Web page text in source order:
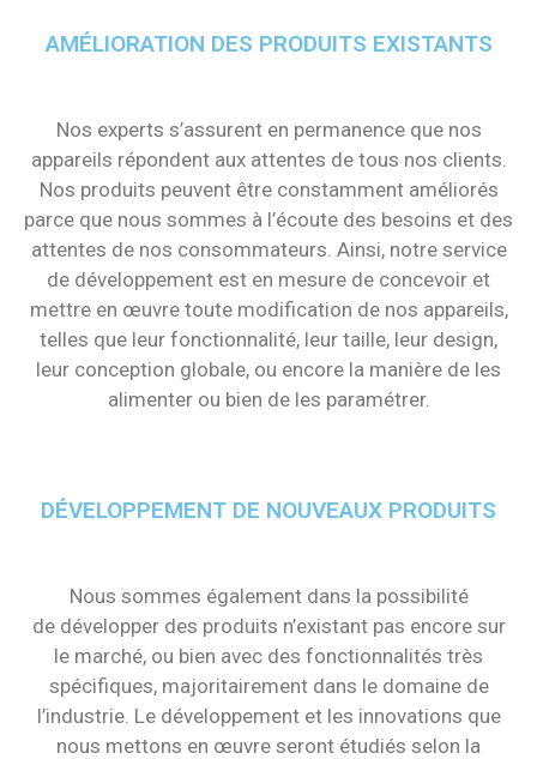
AMÉLIORATION DES PRODUITS EXISTANTS
Nos experts s’assurent en permanence que nos
appareils répondent aux attentes de tous nos clients.
Nos produits peuvent être constamment améliorés
parce que nous sommes à l’écoute des besoins et des
attentes de nos consommateurs. Ainsi, notre service
de développement est en mesure de concevoir et
mettre en œuvre toute modification de nos appareils,
telles que leur fonctionnalité, leur taille, leur design,
leur conception globale, ou encore la manière de les
alimenter ou bien de les paramétrer.
DÉVELOPPEMENT DE NOUVEAUX PRODUITS
Nous sommes également dans la possibilité
de développer des produits n’existant pas encore sur
le marché, ou bien avec des fonctionnalités très
spécifiques, majoritairement dans le domaine de
l’industrie. Le développement et les innovations que
nous mettons en œuvre seront étudiés selon la